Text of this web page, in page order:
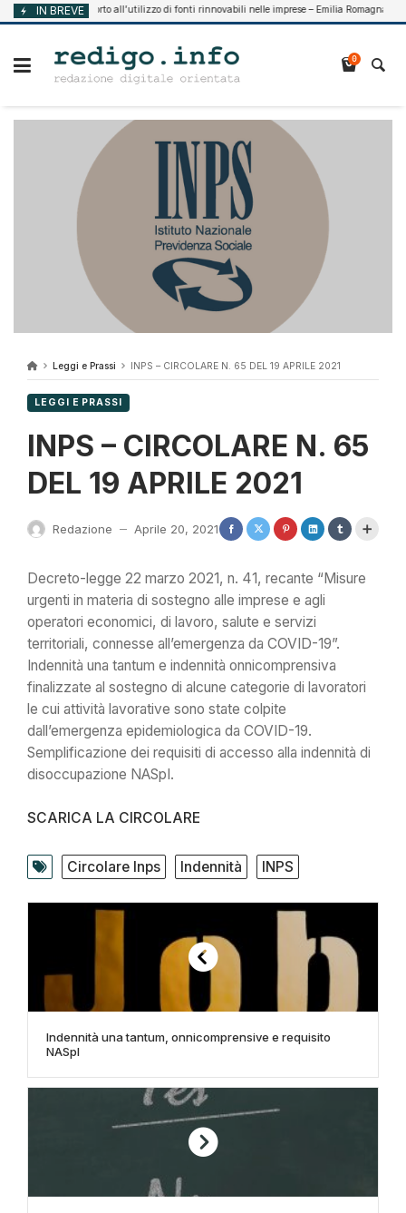
Vai
al
IN BREVE
2026 Supporto all’utilizzo di fonti rinnovabili nelle imprese – Emilia Romagna
0
Leggi e Prassi INPS – CIRCOLARE N. 65 DEL 19 APRILE 2021
LEGGI E PRASSI
INPS – CIRCOLARE N. 65
DEL 19 APRILE 2021
Redazione — Aprile 20, 2021
Decreto-legge 22 marzo 2021, n. 41, recante “Misure
urgenti in materia di sostegno alle imprese e agli
operatori economici, di lavoro, salute e servizi
territoriali, connesse all’emergenza da COVID-19”.
Indennità una tantum e indennità onnicomprensiva
finalizzate al sostegno di alcune categorie di lavoratori
le cui attività lavorative sono state colpite
dall’emergenza epidemiologica da COVID-19.
Semplificazione dei requisiti di accesso alla indennità di
disoccupazione NASpI.
SCARICA LA CIRCOLARE
Circolare Inps Indennità INPS
Indennità una tantum, onnicomprensive e requisito
NASpI